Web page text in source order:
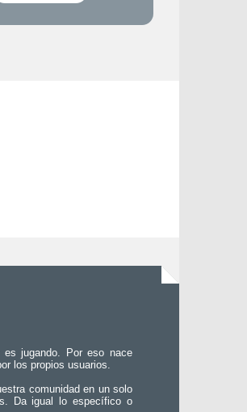
es jugando. Por eso nace
los propios usuarios.
comunidad en un solo
Da igual lo específico o